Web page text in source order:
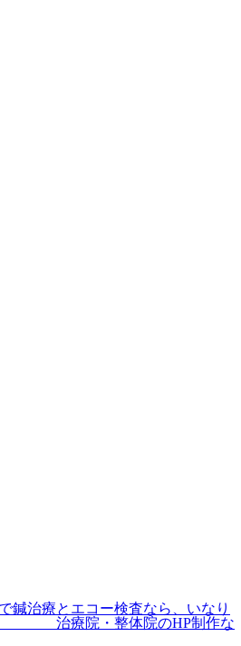
鍼治療とエコー検査なら、いなり
院 治療院・整体院のHP制作な